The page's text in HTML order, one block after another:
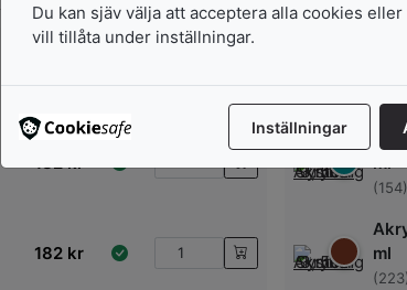
182 kr
ml
Du kan sjäv välja att acceptera alla cookies
vill tillåta under inställningar.
Inställningar